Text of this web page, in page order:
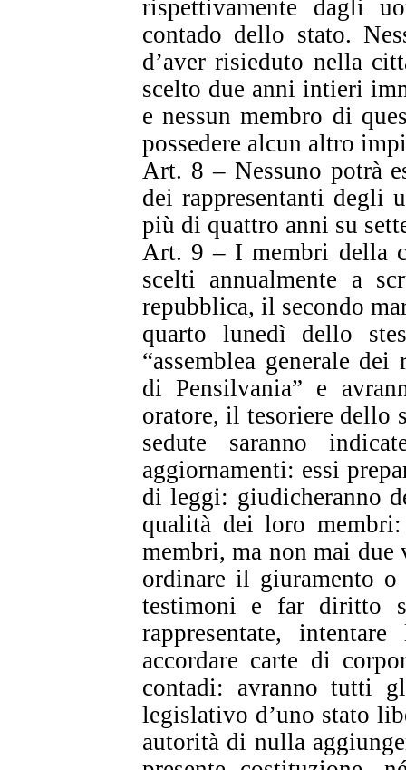
rispettivamente dagli
contado dello stato.
d’aver risieduto nella
scelto due anni intieri
e nessun membro di
possedere alcun altro
Art. 8 – Nessuno potrà
dei rappresentanti degli
più di quattro anni su
Art. 9 – I membri della
scelti annualmente a
repubblica, il secondo
quarto lunedì dello
“assemblea generale
di Pensilvania” e
oratore, il tesoriere
sedute saranno
aggiornamenti: essi
di leggi: giudicheranno
qualità dei loro
membri, ma non mai due
ordinare il giuramento o
testimoni e far diritto
rappresentate,
accordare carte di
contadi: avranno tutti
legislativo d’uno stato
autorità di nulla